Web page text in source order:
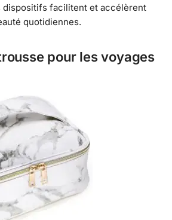
dispositifs facilitent et accélèrent
quotidiennes.
pour les voyages